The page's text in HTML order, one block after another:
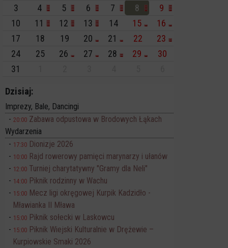
3
4 5 6 7 8
9
10
11 12 13 14 15
16
17
18 19 20 21 22
23
24
25 26 27 28 29
30
31
Dzisiaj:
Imprezy, Bale, Dancingi
20:00 Zabawa odpustowa w Brodowych Łąkach
Wydarzenia
17:30 Dionizje 2026
10:00 Rajd rowerowy pamięci marynarzy i ułanów
12:00 Turniej charytatywny "Gramy dla Neli"
14:00 Piknik rodzinny w Wachu
15:00 Mecz ligi okręgowej Kurpik Kadzidło -
Mławianka II Mława
15:00 Piknik sołecki w Laskowcu
15:00 Piknik Wiejski Kulturalnie w Drężewie –
Kurpiowskie Smaki 2026